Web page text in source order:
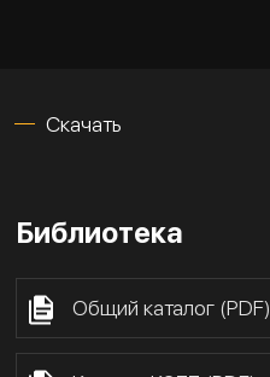
Скачать
Библиотека
Общий каталог (PDF)